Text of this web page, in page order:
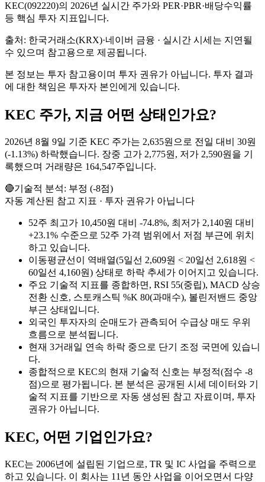
KEC(092220)의 2026년 실시간 주가와 PER·PBR·배당수익률
등 핵심 투자 지표입니다.
출처: 한국거래소(KRX)·네이버 금융 · 실시간 시세는 지연될
수 있으며 참고용으로 제공됩니다.
본 정보는 투자 참고용이며 투자 권유가 아닙니다. 투자 결과
에 대한 책임은 투자자 본인에게 있습니다.
KEC 주가, 지금 어떤 상태인가요?
2026년 8월 9일 기준 KEC 주가는 2,635원으로 전일 대비 30원
(-1.13%) 하락했습니다. 장중 고가 2,775원, 저가 2,590원을 기
록했으며 거래량은 164,547주입니다.
🔴기술적 분석: 부정 (-8점)
자동 계산된 참고 지표 · 투자 권유가 아닙니다
52주 최고가 10,450원 대비 -74.8%, 최저가 2,140원 대비
+23.1% 수준으로 52주 가격 범위에서 저점 부근에 위치
하고 있습니다.
이동평균선이 역배열(5일선 2,609원 < 20일선 2,618원 <
60일선 4,160원) 상태로 하락 추세가 이어지고 있습니다.
주요 기술적 지표를 종합하면, RSI 55(중립), MACD 상승
전환 신호, 스토캐스틱 %K 80(과매수), 볼린저밴드 중앙
부근 상태입니다.
외국인 투자자의 순매도가 관측되어 수급상 매도 우위
흐름으로 분석됩니다.
현재 3거래일 연속 하락 중으로 단기 조정 국면에 있습니
다.
종합적으로 KEC의 현재 기술적 신호는 부정적(점수 -8
점)으로 평가됩니다. 본 분석은 공개된 시세 데이터와 기
술적 지표를 기반으로 자동 생성된 참고 자료이며, 투자
권유가 아닙니다.
KEC, 어떤 기업인가요?
KEC는 2006년에 설립된 기업으로, TR 및 IC 사업을 주력으로
하고 있습니다. 이 회사는 11년 동안 사업을 이어오면서 다양